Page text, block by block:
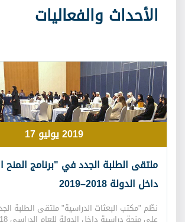
الأحداث والفعاليات
2019 يوليو 17
ملتقى الطلبة الجدد في "برنامج المنح
داخل الدولة 2018–2019
نظّم "مكتب البعثات الدراسية" ملتقى الطلبة